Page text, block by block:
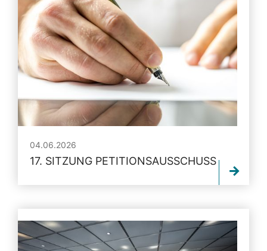
04.06.2026
17. SITZUNG PETITIONSAUSSCHUSS